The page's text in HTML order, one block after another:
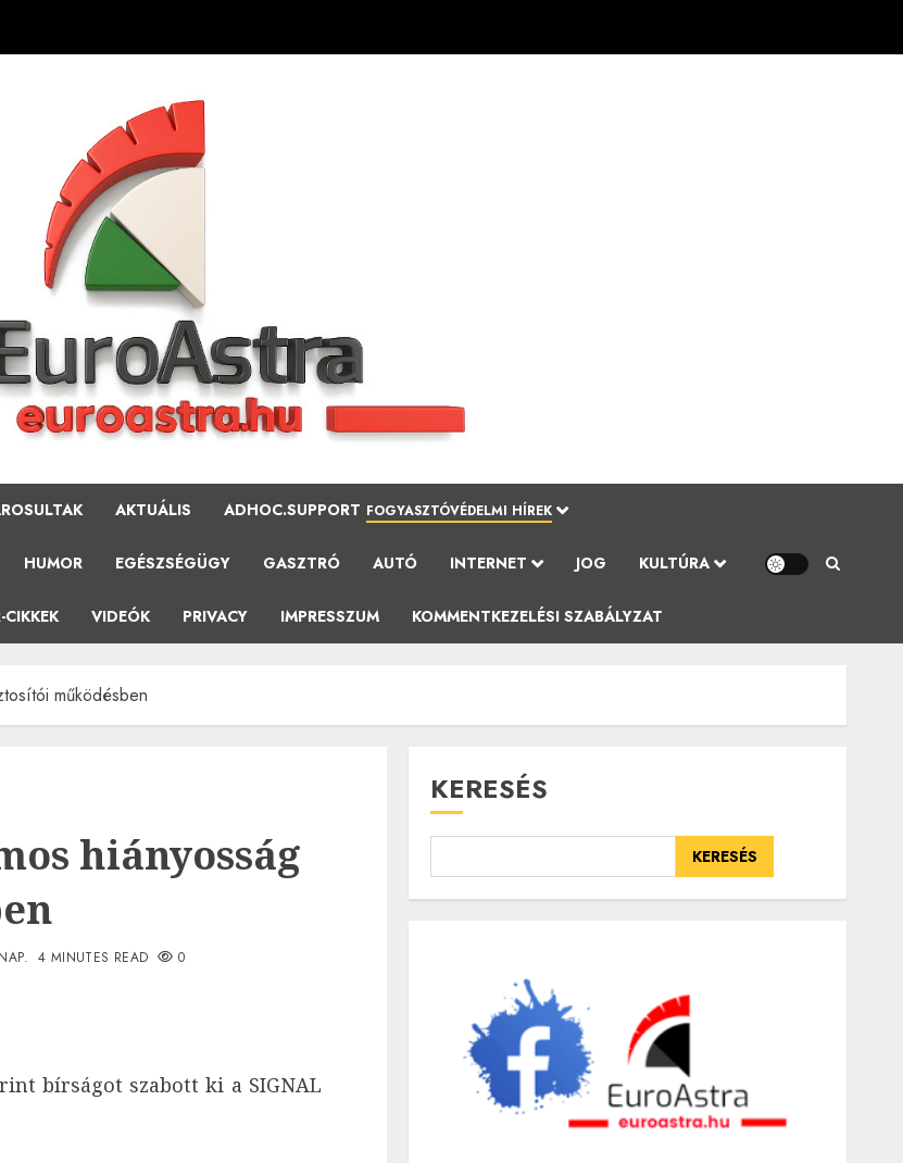
AKTUÁLIS ADHOC.SUPPORT FOGYASZTÓVÉDELMI HÍREK
HUMOR EGÉSZSÉGÜGY GASZTRÓ AUTÓ INTERNET JOG KULTÚRA
CIKKEK VIDEÓK PRIVACY IMPRESSZUM KOMMENTKEZELÉSI SZABÁLYZAT
működésben
hiányosság
4 MINUTES READ 0
bírságot szabott ki a SIGNAL
KERESÉS
KERESÉS